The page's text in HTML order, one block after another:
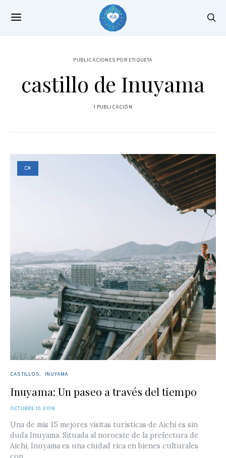
PUBLICACIONES POR ETIQUETA
castillo de Inuyama
1 PUBLICACIÓN
CASTILLOS INUYAMA
Inuyama: Un paseo a través del tiempo
POSTED
OCTUBRE 10, 2018
Una de mis 15 mejores visitas turísticas de Aichi es sin
duda Inuyama. Situada al noroeste de la prefectura de
Aichi, Inuyama es una ciudad rica en bienes culturales